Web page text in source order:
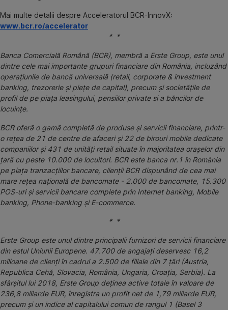
Mai multe detalii despre Acceleratorul BCR-InnovX:
www.bcr.ro/accelerator
* *
Banca Comercială Română (BCR), membră a Erste Group, este unul
dintre cele mai importante grupuri financiare din România, incluzând
operaţiunile de bancă universală (retail, corporate & investment
banking, trezorerie şi pieţe de capital), precum şi societăţile de
profil de pe piaţa leasingului, pensiilor private si a băncilor de
locuinţe.
BCR oferă o gamă completă de produse și servicii financiare, printr-
o rețea de 21 de centre de afaceri și 22 de birouri mobile dedicate
companiilor și 431 de unități retail situate în majoritatea orașelor din
țară cu peste 10.000 de locuitori. BCR este banca nr.1 în România
pe piața tranzacțiilor bancare, clienții BCR dispunând de cea mai
mare rețea națională de bancomate - 2.000 de bancomate, 15.300
POS-uri și servicii bancare complete prin Internet banking, Mobile
banking, Phone-banking și E-commerce.
* *
Erste Group este unul dintre principalii furnizori de servicii financiare
din estul Uniunii Europene. 47.700 de angajați deservesc 16,2
milioane de clienți în cadrul a 2.500 de filiale din 7 țări (Austria,
Republica Cehă, Slovacia, România, Ungaria, Croația, Serbia). La
sfârșitul lui 2018, Erste Group deținea active totale în valoare de
236,8 miliarde EUR, înregistra un profit net de 1,79 miliarde EUR,
precum și un indice al capitalului comun de rangul 1 (Basel 3